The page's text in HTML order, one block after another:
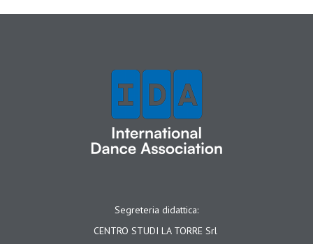
Segreteria didattica:
CENTRO STUDI LA TORRE Srl